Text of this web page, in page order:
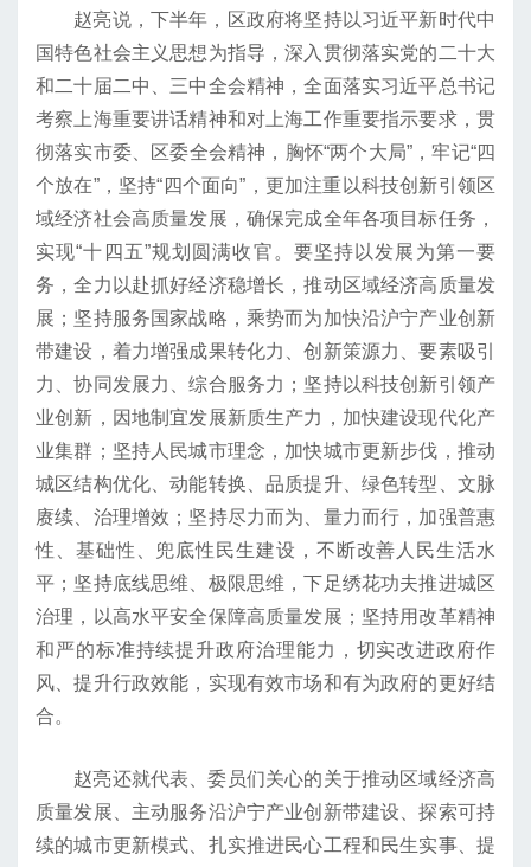
赵亮说，下半年，区政府将坚持以习近平新时代中
国特色社会主义思想为指导，深入贯彻落实党的二十大
和二十届二中、三中全会精神，全面落实习近平总书记
考察上海重要讲话精神和对上海工作重要指示要求，贯
彻落实市委、区委全会精神，胸怀“两个大局”，牢记“四
个放在”，坚持“四个面向”，更加注重以科技创新引领区
域经济社会高质量发展，确保完成全年各项目标任务，
实现“十四五”规划圆满收官。要坚持以发展为第一要
务，全力以赴抓好经济稳增长，推动区域经济高质量发
展；坚持服务国家战略，乘势而为加快沿沪宁产业创新
带建设，着力增强成果转化力、创新策源力、要素吸引
力、协同发展力、综合服务力；坚持以科技创新引领产
业创新，因地制宜发展新质生产力，加快建设现代化产
业集群；坚持人民城市理念，加快城市更新步伐，推动
城区结构优化、动能转换、品质提升、绿色转型、文脉
赓续、治理增效；坚持尽力而为、量力而行，加强普惠
性、基础性、兜底性民生建设，不断改善人民生活水
平；坚持底线思维、极限思维，下足绣花功夫推进城区
治理，以高水平安全保障高质量发展；坚持用改革精神
和严的标准持续提升政府治理能力，切实改进政府作
风、提升行政效能，实现有效市场和有为政府的更好结
合。
赵亮还就代表、委员们关心的关于推动区域经济高
质量发展、主动服务沿沪宁产业创新带建设、探索可持
续的城市更新模式、扎实推进民心工程和民生实事、提